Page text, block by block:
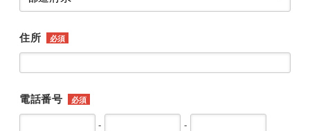
住所 必須
電話番号 必須
-
-